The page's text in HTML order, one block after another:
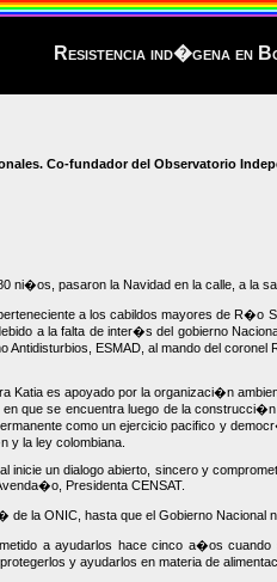
Resistencia ind�gena en
Co-fundador del Observatorio
ni�os, pasaron la Navidad en la calle, a la
a los cabildos mayores de
a la falta de inter�s del gobierno
Antidisturbios, ESMAD, al mando del
Katia es apoyado por la organizaci�n
en que se encuentra luego de la
como un ejercicio pacifico y
y la ley colombiana.
inicie un dialogo abierto, sincero y
Presidenta CENSAT.
de la ONIC, hasta que el Gobierno
a ayudarlos hace cinco a�os cuando
y ayudarlos en materia de